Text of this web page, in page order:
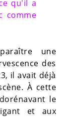
qu'il a
comme
une
des
il avait déjà
À cette
le
et aux